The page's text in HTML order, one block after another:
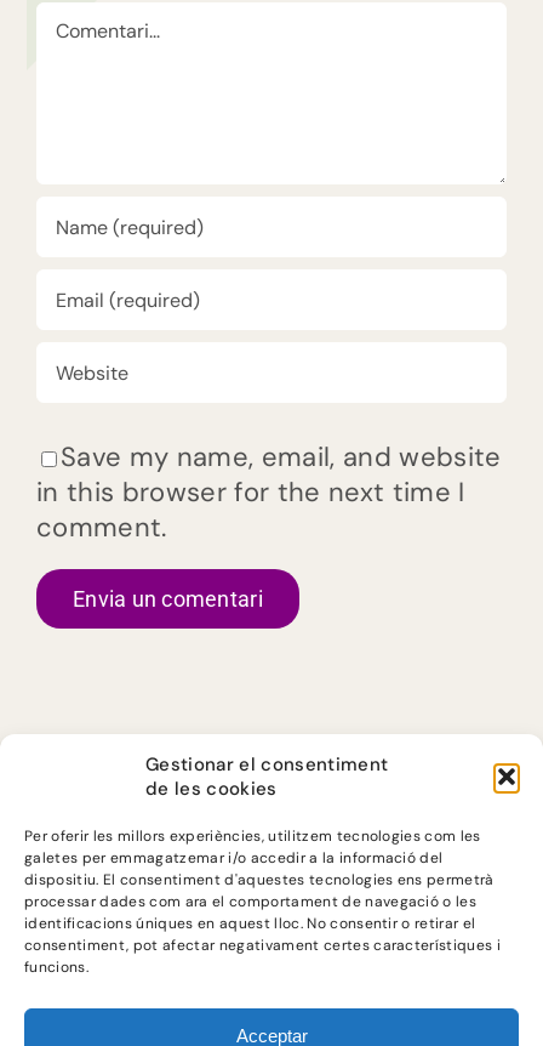
Gestionar el consentiment
de les cookies
Per oferir les millors experiències, utilitzem tecnologies com les
galetes per emmagatzemar i/o accedir a la informació del
dispositiu. El consentiment d'aquestes tecnologies ens permetrà
processar dades com ara el comportament de navegació o les
identificacions úniques en aquest lloc. No consentir o retirar el
consentiment, pot afectar negativament certes característiques i
funcions.
Acceptar
Comment
Save my name, email, and website
in this browser for the next time I
comment.
@ JUSTICIA
ALIMENTARIA